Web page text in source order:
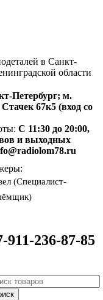
в Санкт-
области
Петербург; м.
67к5 (вход со
С 11:30 до 20:00,
и выходных
(Специалист-
911-236-87-85